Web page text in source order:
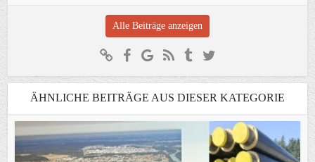
Alle Beiträge anzeigen
ÄHNLICHE BEITRÄGE AUS DIESER KATEGORIE